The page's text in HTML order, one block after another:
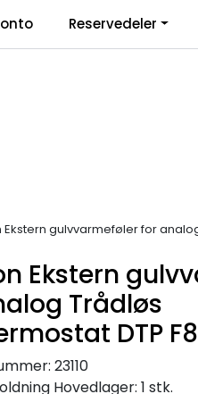
Reservedeler
Ekstern gulvvarmeføler for
Ekstern
Trådløs
DTP
23110
Hovedlager: 1 stk.